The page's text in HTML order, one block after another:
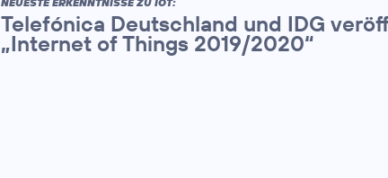
Telefónica Deutschland und IDG
„Internet of Things 2019/2020“